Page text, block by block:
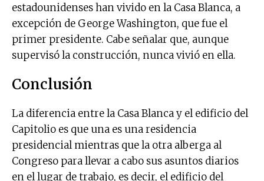
estadounidenses han vivido en la Casa Blanca, a
excepción de George Washington, que fue el
primer presidente. Cabe señalar que, aunque
supervisó la construcción, nunca vivió en ella.
Conclusión
La diferencia entre la Casa Blanca y el edificio del
Capitolio es que una es una residencia
presidencial mientras que la otra alberga al
Congreso para llevar a cabo sus asuntos diarios
en el lugar de trabajo, es decir, el edificio del